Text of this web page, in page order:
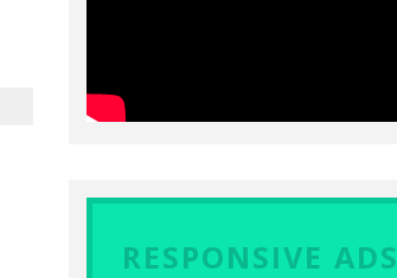
RESPONSIVE ADS